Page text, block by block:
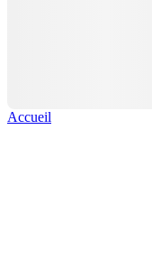
Accueil